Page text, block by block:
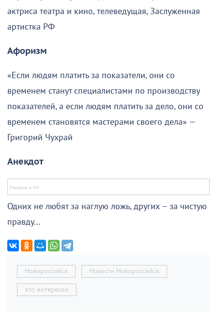
актриса театра и кино, телеведущая, Заслуженная
артистка РФ
Афоризм
«Если людям платить за показатели, они со
временем станут специалистами по производству
показателей, а если людям платить за дело, они со
временем становятся мастерами своего дела» —
Григорий Чухрай
Анекдот
Одних не любят за наглую ложь, других – за чистую
правду…
Новороссийск Новости Новороссийск
это интересно